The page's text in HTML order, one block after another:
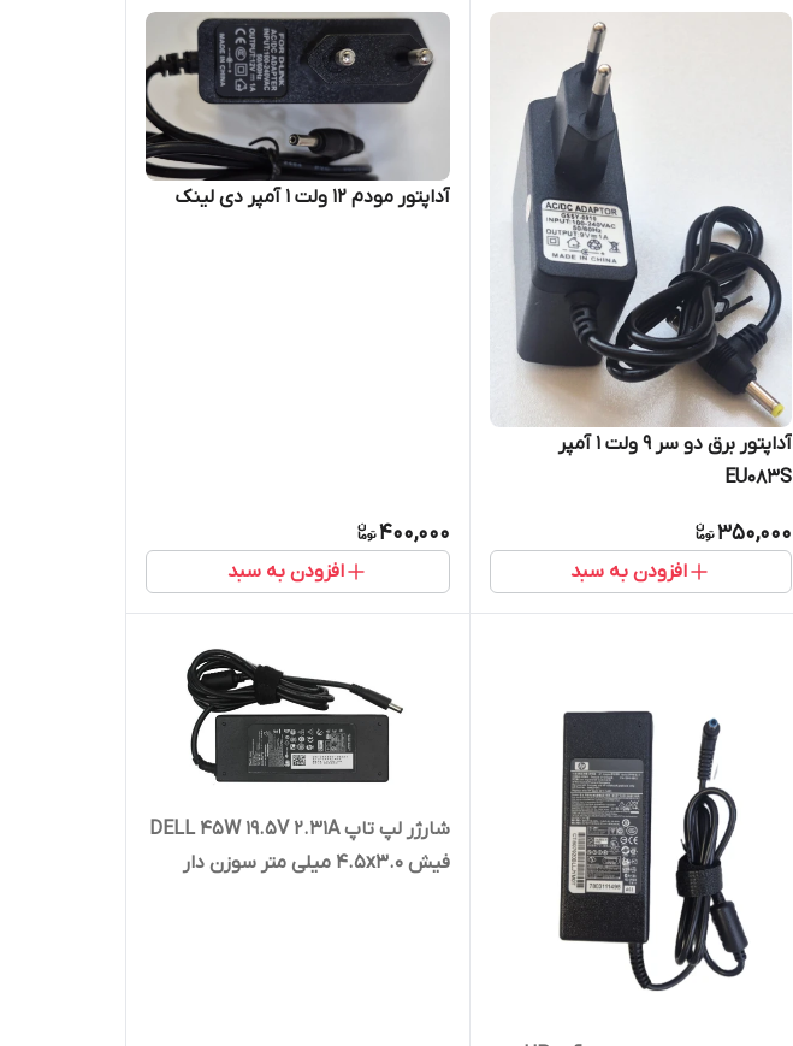
آداپتور برق دو سر 9 ولت ۱ آمپر
EU083S
350,000
افزودن به سبد
آداپتور مودم 12 ولت ۱ آمپر دی لینک
400,000
افزودن به سبد
شارژر لپ تاپ DELL 45W 19.5V 2.31A
فیش 4.5x3.0 میلی متر سوزن دار